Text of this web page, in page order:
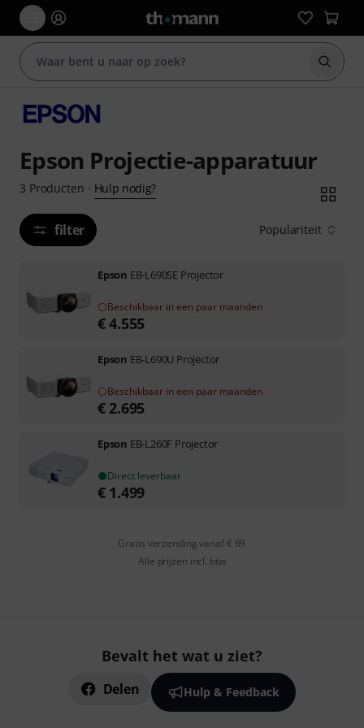
Zoek
Epson Projectie-apparatuur
3 Producten · Hulp nodig?
filter Populariteit
Epson EB-L690SE Projector
Beschikbaar in een paar maanden
€4.555
Epson EB-L690U Projector
Beschikbaar in een paar maanden
€ 2.695
Epson EB-L260F Projector
Direct leverbaar
€ 1.499
Gratis verzending vanaf € 69
Alle prijzen incl. btw
Bevalt het wat u ziet?
Delen Hulp & Feedback